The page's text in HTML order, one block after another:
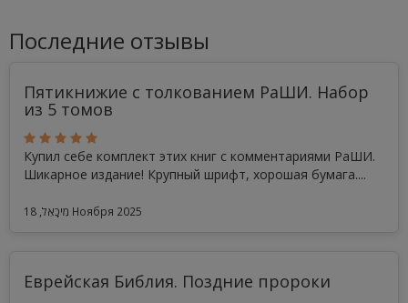
Последние отзывы
Пятикнижие с толкованием РаШИ. Набор
из 5 томов
Купил себе комплект этих книг с комментариями РаШИ.
Шикарное издание! Крупный шрифт, хорошая бумага....
מִיכָאֵל, 18 Ноября 2025
Еврейская Библия. Поздние пророки